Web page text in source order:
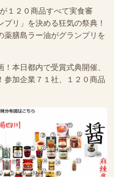
１２０商品すべて実食審
リ」を決める狂気の祭典！
薬膳島ラー油がグランプリを
本日都内で受賞式典開催、
参加企業７１社、１２０商品